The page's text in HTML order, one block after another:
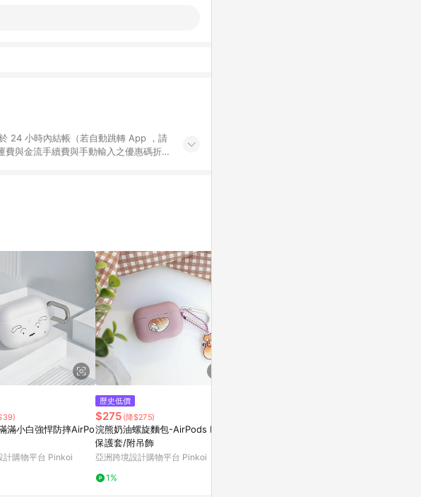
24 小時內結帳（若自動跳轉 App ，請
與金流手續費與手動輸入之優惠碼折
具贈點資格。 7. 點數將於出貨後 45 天
首次下載 Pinkoi APP 並完成訂單，不
滿小白強悍防摔AirPo
計購物平台 Pinkoi
歷史低價
$275 (降$275)
浣熊奶油螺旋麵包-AirPods Pro
保護套/附吊飾
亞洲跨境設計購物平台 Pinkoi
1%